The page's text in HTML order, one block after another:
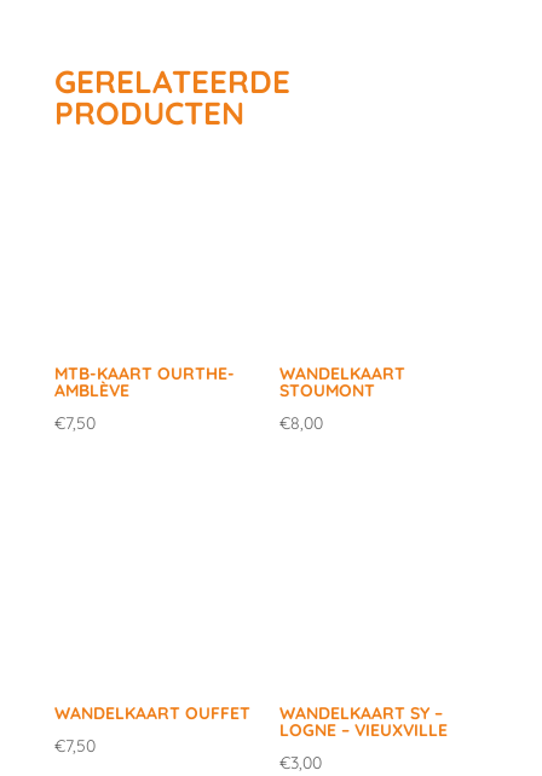
GERELATEERDE
PRODUCTEN
MTB-KAART OURTHE-
AMBLÈVE
€7,50
WANDELKAART
STOUMONT
€8,00
WANDELKAART OUFFET
€7,50
WANDELKAART SY –
LOGNE – VIEUXVILLE
€3,00